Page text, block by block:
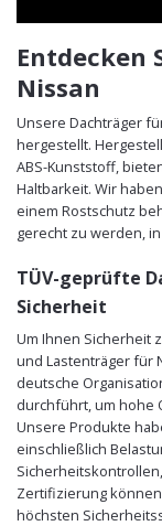
Entdecken
Nissan
Unsere Dachträger
hergestellt.
ABS-Kunststoff,
Haltbarkeit. Wir
einem Rostschutz
gerecht zu werden,
TÜV-geprüfte
Sicherheit
Um Ihnen Sicherheit
und Lastenträger für
deutsche
durchführt, um hohe
Unsere Produkte
einschließlich
Zertifizierung
höchsten